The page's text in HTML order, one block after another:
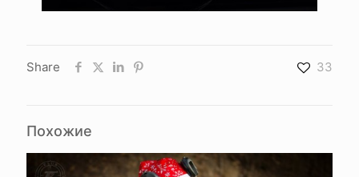
Share 33
Похожие